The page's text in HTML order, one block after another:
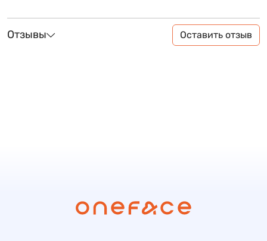
Отзывы Оставить отзыв